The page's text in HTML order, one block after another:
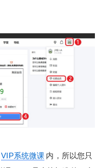
VIP系统微课 内，所以您只